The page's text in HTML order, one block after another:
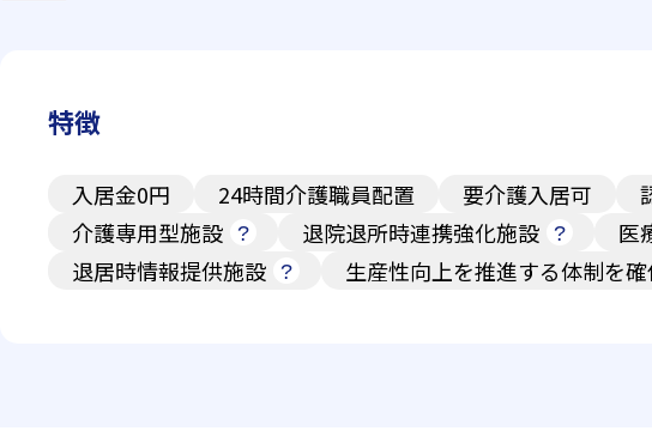
特徴
入居金0円 24時間介護職員配置 要介護入居可
介護専用型施設
退院退所時連携強化施設 医
退居時情報提供施設
生産性向上を推進する体制を